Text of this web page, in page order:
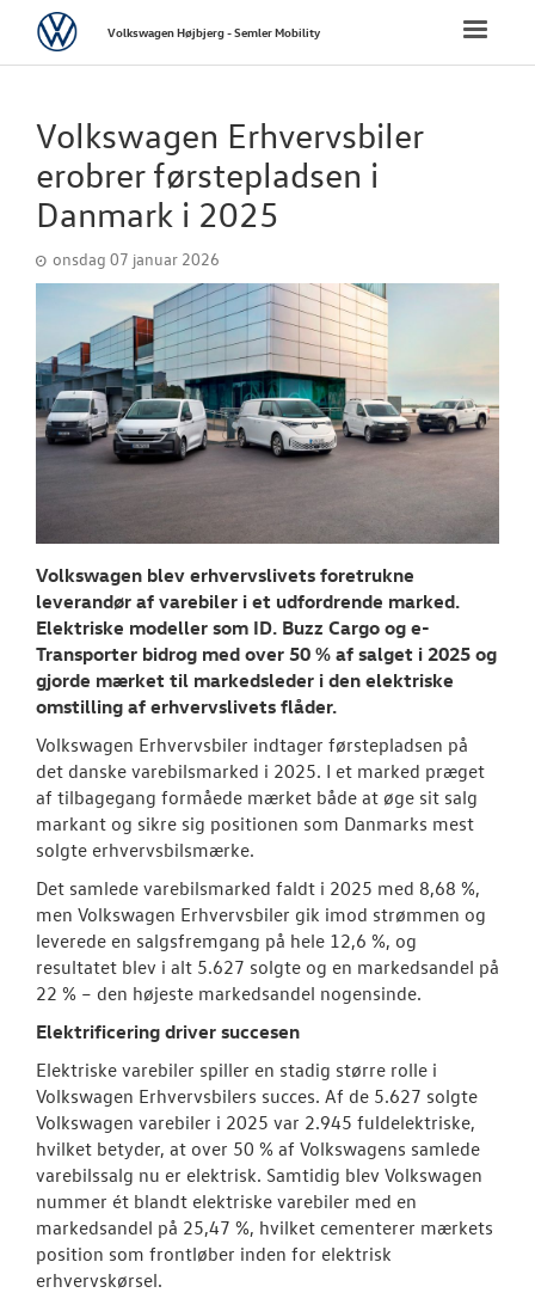
BRUGTE BILER
SKADECENTER
RESERVEDELE
NYHEDER
Tilmeld dig
Danmarks
Aktuelt
OM OS
Toggle
VolkswagenVolkswagen Højbjerg - Semler Mobility
Volkswagen Erhvervsbiler
erobrer førstepladsen i
Danmark i 2025
onsdag 07 januar 2026
Volkswagen blev erhvervslivets foretrukne
leverandør af varebiler i et udfordrende marked.
Elektriske modeller som ID. Buzz Cargo og e-
Transporter bidrog med over 50 % af salget i 2025 og
gjorde mærket til markedsleder i den elektriske
omstilling af erhvervslivets flåder.
Volkswagen Erhvervsbiler indtager førstepladsen på
det danske varebilsmarked i 2025. I et marked præget
af tilbagegang formåede mærket både at øge sit salg
markant og sikre sig positionen som Danmarks mest
solgte erhvervsbilsmærke.
Det samlede varebilsmarked faldt i 2025 med 8,68 %,
men Volkswagen Erhvervsbiler gik imod strømmen og
leverede en salgsfremgang på hele 12,6 %, og
resultatet blev i alt 5.627 solgte og en markedsandel på
22 % – den højeste markedsandel nogensinde.
Elektrificering driver succesen
Elektriske varebiler spiller en stadig større rolle i
Volkswagen Erhvervsbilers succes. Af de 5.627 solgte
Volkswagen varebiler i 2025 var 2.945 fuldelektriske,
hvilket betyder, at over 50 % af Volkswagens samlede
varebilssalg nu er elektrisk. Samtidig blev Volkswagen
nummer ét blandt elektriske varebiler med en
markedsandel på 25,47 %, hvilket cementerer mærkets
position som frontløber inden for elektrisk
erhvervskørsel.